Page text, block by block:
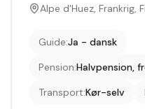
Alpe d'Huez, Frankrig,
Guide:Ja - dansk
Pension:Halvpension,
Transport:Kør-selv